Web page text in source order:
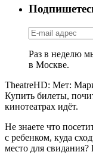
Раз в неделю
в Москве.
TheatreHD: Мет:
Купить билеты,
кинотеатрах идёт.
Не знаете что
с ребенком, куда
место для